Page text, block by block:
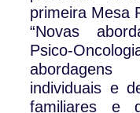
primeira Mesa
“Novas
Psico-
abordagens
individuais e
familiares e